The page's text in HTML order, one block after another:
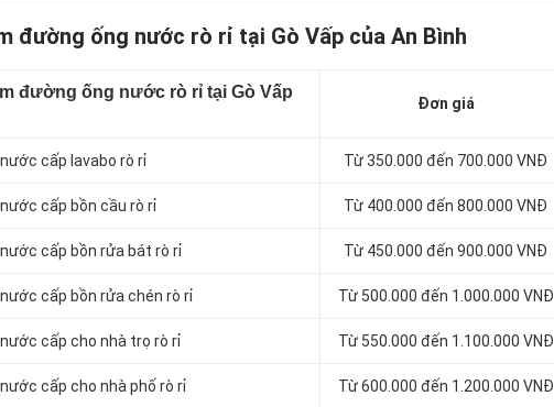
đường ống nước rò rỉ tại Gò Vấp của An Bình
đường ống nước rò rỉ tại Gò Vấp
Đơn giá
cấp lavabo rò rỉ Từ 350.000 đến 700.000 VNĐ
cấp bồn cầu rò rỉ Từ 400.000 đến 800.000 VNĐ
cấp bồn rửa bát rò rỉ Từ 450.000 đến 900.000 VNĐ
cấp bồn rửa chén rò rỉ Từ 500.000 đến 1.000.000 VNĐ
cấp cho nhà trọ rò rỉ Từ 550.000 đến 1.100.000 VNĐ
cấp cho nhà phố rò rỉ Từ 600.000 đến 1.200.000 VNĐ